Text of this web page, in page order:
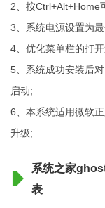
2、按Ctrl+Alt+Home
3、系统电源设置为
4、优化菜单栏的打
5、系统成功安装后
启动;
6、本系统适用微软
升级;
系统之家
表